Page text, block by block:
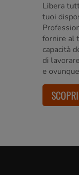
Libera
tuoi
fornire al
capacità
di
e